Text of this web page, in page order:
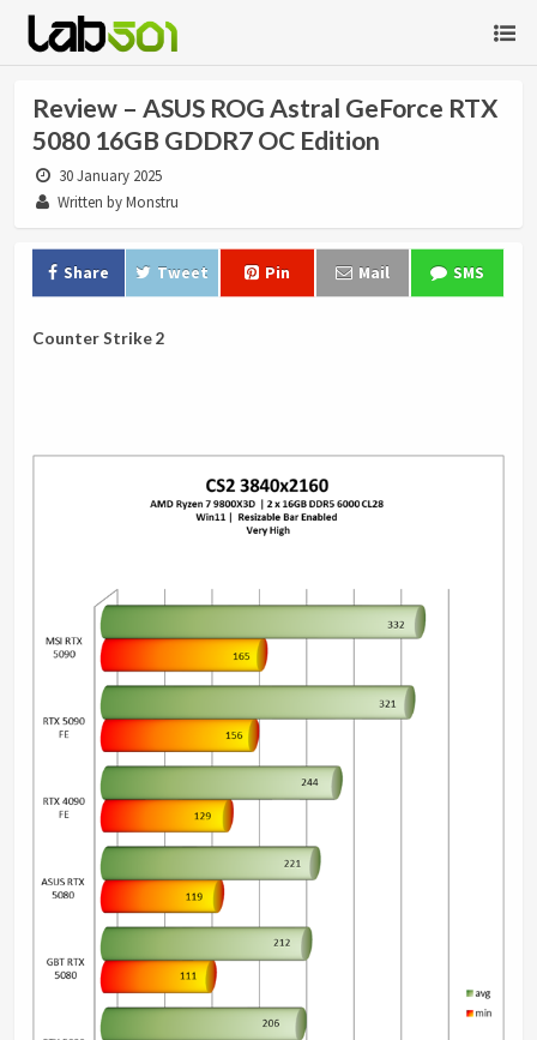
Review – ASUS ROG Astral GeForce RTX
5080 16GB GDDR7 OC Edition
30 January 2025
Written by Monstru
Share Tweet Pin Mail SMS
Counter Strike 2